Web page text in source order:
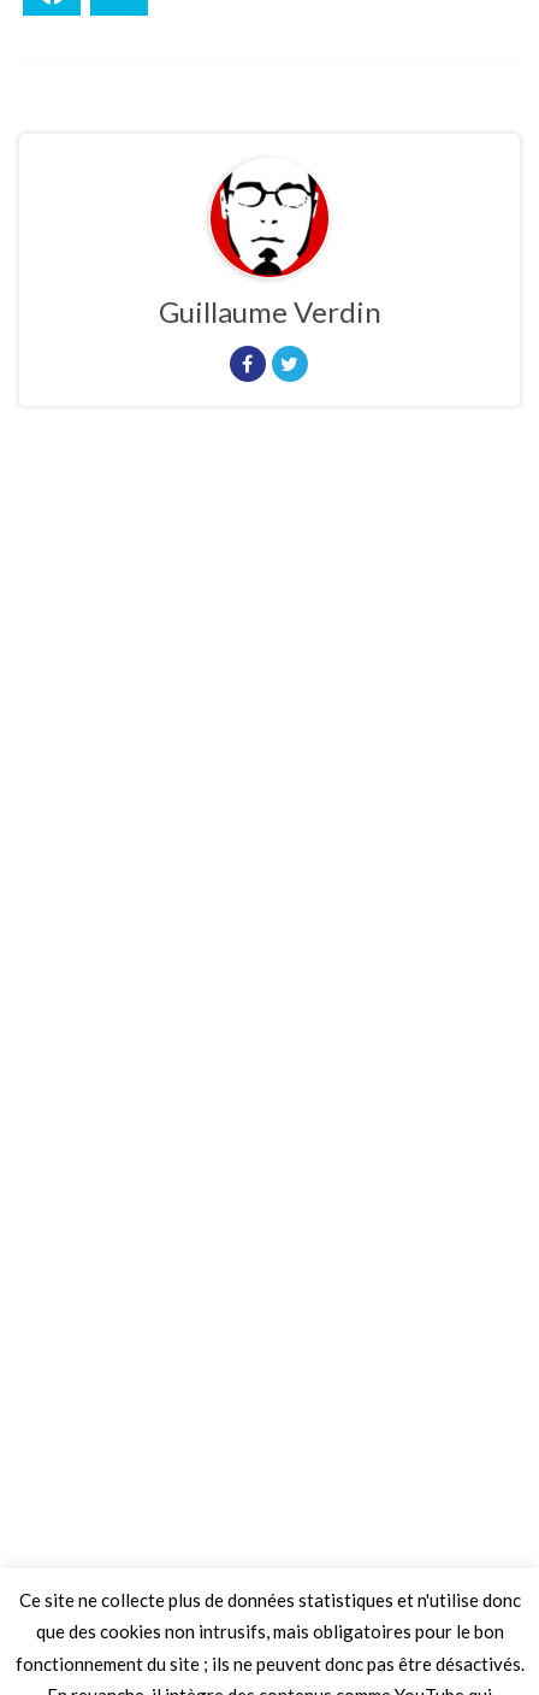
Guillaume Verdin
Ce site ne collecte plus de données statistiques et n'utilise donc
que des cookies non intrusifs, mais obligatoires pour le bon
fonctionnement du site ; ils ne peuvent donc pas être désactivés.